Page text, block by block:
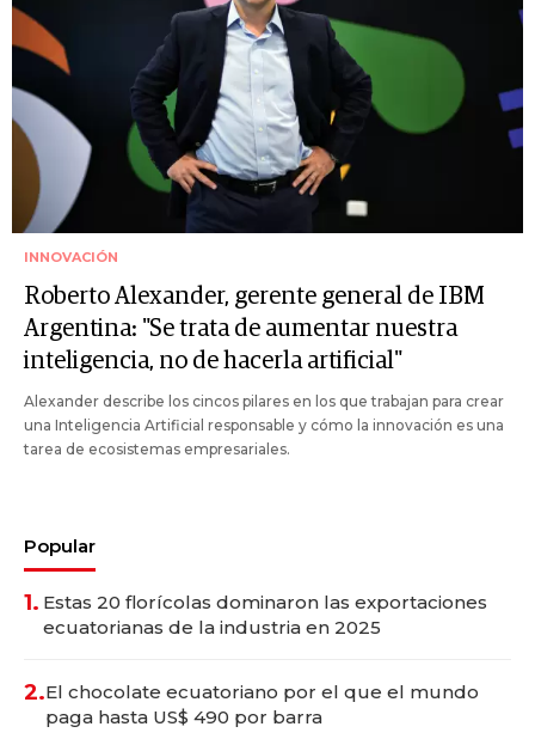
INNOVACIÓN
Roberto Alexander, gerente general de IBM
Argentina: "Se trata de aumentar nuestra
inteligencia, no de hacerla artificial"
Alexander describe los cincos pilares en los que trabajan para crear
una Inteligencia Artificial responsable y cómo la innovación es una
tarea de ecosistemas empresariales.
Popular
1. Estas 20 florícolas dominaron las exportaciones
ecuatorianas de la industria en 2025
2.El chocolate ecuatoriano por el que el mundo
paga hasta US$ 490 por barra